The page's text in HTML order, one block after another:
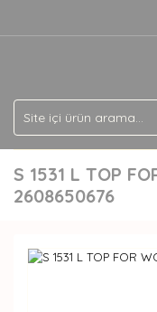
S 1531 L TOP
2608650676